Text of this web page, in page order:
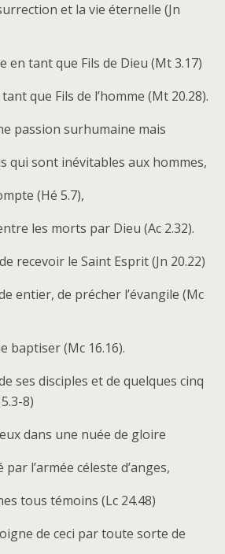
et la vie éternelle (Jn
en tant que Fils de Dieu (Mt 3.17)
que Fils de l’homme (Mt 20.28).
passion surhumaine mais
qui sont inévitables aux hommes,
(Hé 5.7),
les morts par Dieu (Ac 2.32).
recevoir le Saint Esprit (Jn 20.22)
entier, de précher l’évangile (Mc
baptiser (Mc 16.16).
ses disciples et de quelques cinq
8)
dans une nuée de gloire
l’armée céleste d’anges,
tous témoins (Lc 24.48)
de ceci par toute sorte de